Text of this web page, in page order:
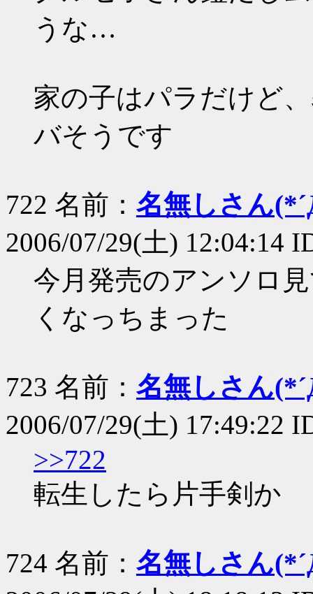
うな…
家の子はパラだけど
バそうです
722 名前： 名無しさん
2006/07/29(土) 12:04:14
今月発売のアンソロ
くなっちまった
723 名前： 名無しさん
2006/07/29(土) 17:49:22
>>722
転生したら片手剣か
724 名前： 名無しさん